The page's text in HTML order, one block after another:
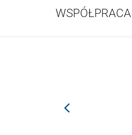
WSPÓŁPRACA
prev